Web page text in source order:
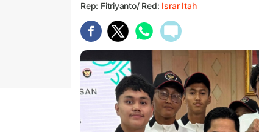
Rep: Fitriyanto/ Red: Israr Itah